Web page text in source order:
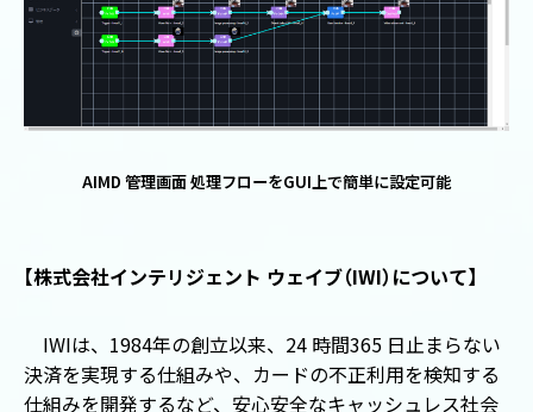
AIMD 管理画面 処理フローをGUI 上で簡単に設定可能
【株式会社インテリジェント ウェイブ（IWI）について】
IWIは、 1984年の創立以来、 24 時間365 日止まらない
決済を実現する仕組みや、カードの不正利用を検知する
仕組みを開発するなど、安心安全なキャッシュレス社会